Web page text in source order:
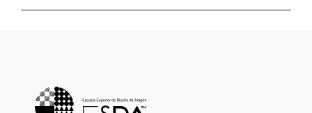
e o d